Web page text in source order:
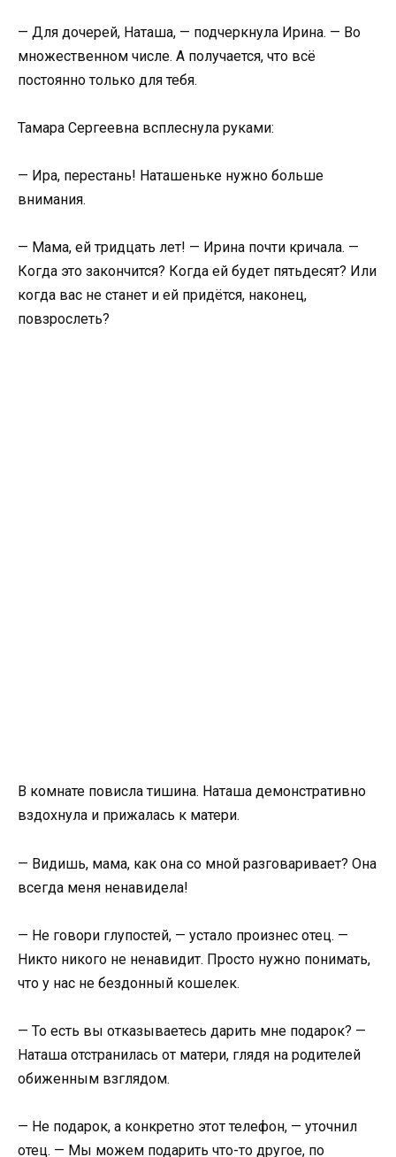
— Для дочерей, Наташа, — подчеркнула Ирина. — Во
множественном числе. А получается, что всё
постоянно только для тебя.
Тамара Сергеевна всплеснула руками:
— Ира, перестань! Наташеньке нужно больше
внимания.
— Мама, ей тридцать лет! — Ирина почти кричала. —
Когда это закончится? Когда ей будет пятьдесят? Или
когда вас не станет и ей придётся, наконец,
повзрослеть?
В комнате повисла тишина. Наташа демонстративно
вздохнула и прижалась к матери.
— Видишь, мама, как она со мной разговаривает? Она
всегда меня ненавидела!
— Не говори глупостей, — устало произнес отец. —
Никто никого не ненавидит. Просто нужно понимать,
что у нас не бездонный кошелек.
— То есть вы отказываетесь дарить мне подарок? —
Наташа отстранилась от матери, глядя на родителей
обиженным взглядом.
— Не подарок, а конкретно этот телефон, — уточнил
отец. — Мы можем подарить что-то другое, по